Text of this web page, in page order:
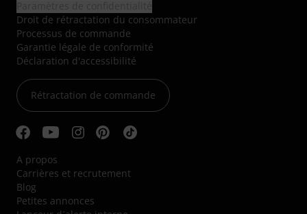
Droit de rétractation du consommateur
Processus de commande
Garantie légale de conformité
Déclaration d'accessibilité
Rétractation de commande
A propos
Carrières et recrutement
Blog
Petites annonces